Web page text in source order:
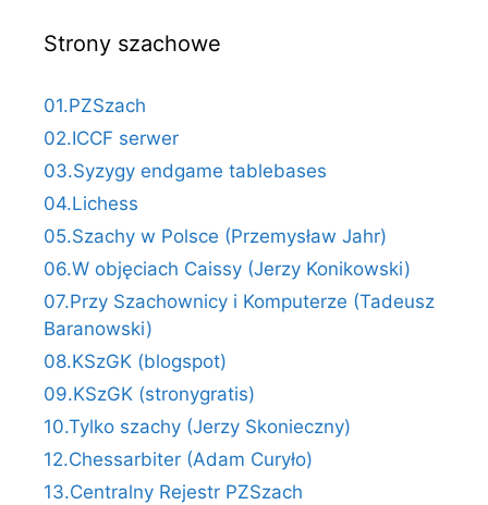
Strony szachowe
01.PZSzach
02.ICCF serwer
03.Syzygy endgame tablebases
04.Lichess
05.Szachy w Polsce (Przemysław Jahr)
06.W objęciach Caissy (Jerzy Konikowski)
07.Przy Szachownicy i Komputerze (Tadeusz
Baranowski)
08.KSzGK (blogspot)
09.KSzGK (stronygratis)
10.Tylko szachy (Jerzy Skonieczny)
12.Chessarbiter (Adam Curyło)
13.Centralny Rejestr PZSzach